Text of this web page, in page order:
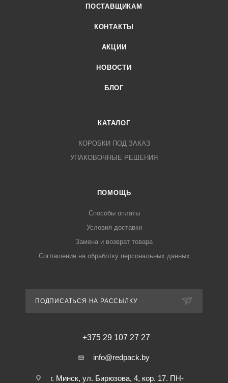
Для физических лиц - почтовой службой «Европочта»
ПОСТАВЩИКАМ
КОНТАКТЫ
АКЦИИ
НОВОСТИ
БЛОГ
КАТАЛОГ
КОРОБКИ ПОД ЗАКАЗ
УПАКОВОЧНЫЕ РЕШЕНИЯ
ПОМОЩЬ
Способы оплаты
Условия доставки
Замена и возврат товара
Соглашение на обработку персональных данных
ПОДПИСАТЬСЯ НА РАССЫЛКУ
+375 29 107 27 27
info@redpack.by
г. Минск, ул. Бирюзова, 4, кор. 17. ПН-